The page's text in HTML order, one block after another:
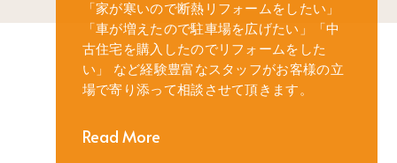
「家が寒いので断熱リフォームをしたい」
「車が増えたので駐車場を広げたい」
「中
古住宅を購入したのでリフォームをした
い」
など経験豊富なスタッフがお客様の立
場で寄り添って相談させて頂きます。
Read More